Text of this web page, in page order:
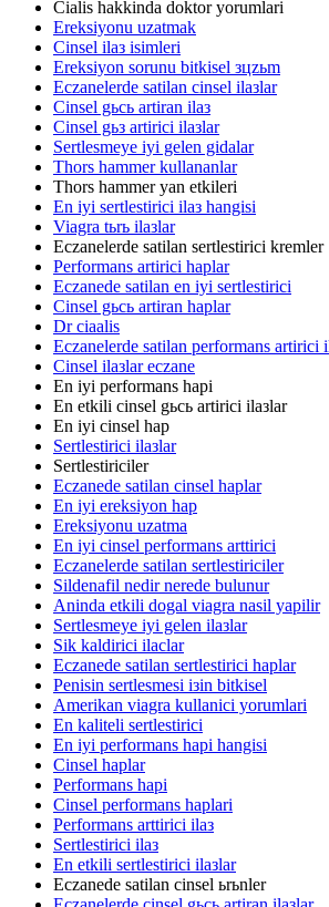
Cialis hakkinda doktor yorumlari
Ereksiyonu uzatmak
Cinsel ilaз isimleri
Ereksiyon sorunu bitkisel зцzьm
Eczanelerde satilan cinsel ilaзlar
Cinsel gьcь artiran ilaз
Cinsel gьз artirici ilaзlar
Sertlesmeye iyi gelen gidalar
Thors hammer kullananlar
Thors hammer yan etkileri
En iyi sertlestirici ilaз hangisi
Viagra tьrь ilaзlar
Eczanelerde satilan sertlestirici kremler
Performans artirici haplar
Eczanede satilan en iyi sertlestirici
Cinsel gьcь artiran haplar
Dr ciaalis
Eczanelerde satilan performans artirici
Cinsel ilaзlar eczane
En iyi performans hapi
En etkili cinsel gьcь artirici ilaзlar
En iyi cinsel hap
Sertlestirici ilaзlar
Sertlestiriciler
Eczanede satilan cinsel haplar
En iyi ereksiyon hap
Ereksiyonu uzatma
En iyi cinsel performans arttirici
Eczanelerde satilan sertlestiriciler
Sildenafil nedir nerede bulunur
Aninda etkili dogal viagra nasil yapilir
Sertlesmeye iyi gelen ilaзlar
Sik kaldirici ilaclar
Eczanede satilan sertlestirici haplar
Penisin sertlesmesi iзin bitkisel
Amerikan viagra kullanici yorumlari
En kaliteli sertlestirici
En iyi performans hapi hangisi
Cinsel haplar
Performans hapi
Cinsel performans haplari
Performans arttirici ilaз
Sertlestirici ilaз
En etkili sertlestirici ilaзlar
Eczanede satilan cinsel ьrьnler